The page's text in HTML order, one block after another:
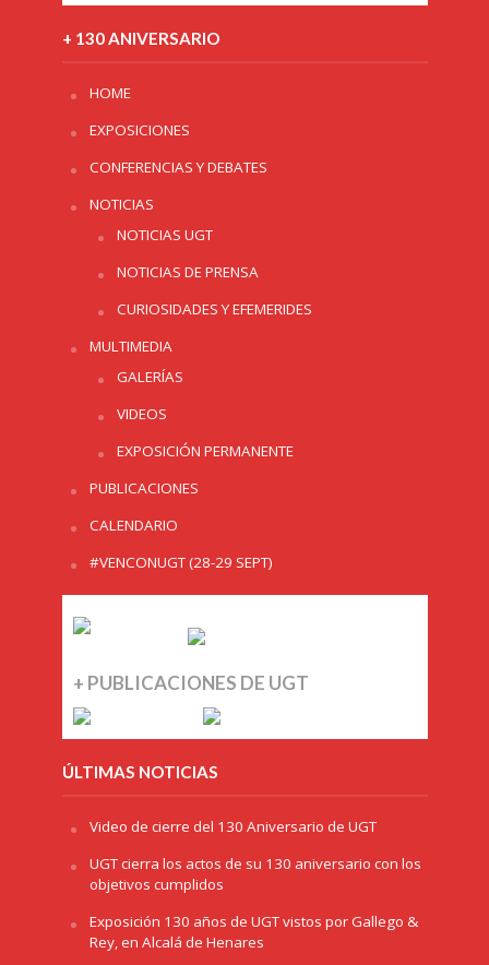
+ 130 ANIVERSARIO
HOME
EXPOSICIONES
CONFERENCIAS Y DEBATES
NOTICIAS
NOTICIAS UGT
NOTICIAS DE PRENSA
CURIOSIDADES Y EFEMERIDES
MULTIMEDIA
GALERÍAS
VIDEOS
EXPOSICIÓN PERMANENTE
PUBLICACIONES
CALENDARIO
#VENCONUGT (28-29 SEPT)
+ PUBLICACIONES DE UGT
ÚLTIMAS NOTICIAS
Video de cierre del 130 Aniversario de UGT
UGT cierra los actos de su 130 aniversario con los
objetivos cumplidos
Exposición 130 años de UGT vistos por Gallego &
Rey, en Alcalá de Henares